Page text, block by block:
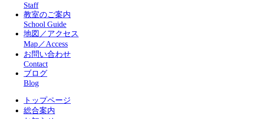
Staff
教室のご案内
School Guide
地図／アクセス
Map／Access
お問い合わせ
Contact
ブログ
Blog
トップページ
総合案内